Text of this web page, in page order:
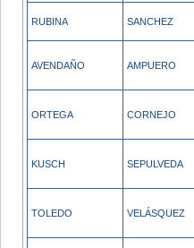
RUBINA SANCHEZ
AVENDAÑO AMPUERO
ORTEGA CORNEJO
KUSCH SEPULVEDA
TOLEDO VELÁSQUEZ